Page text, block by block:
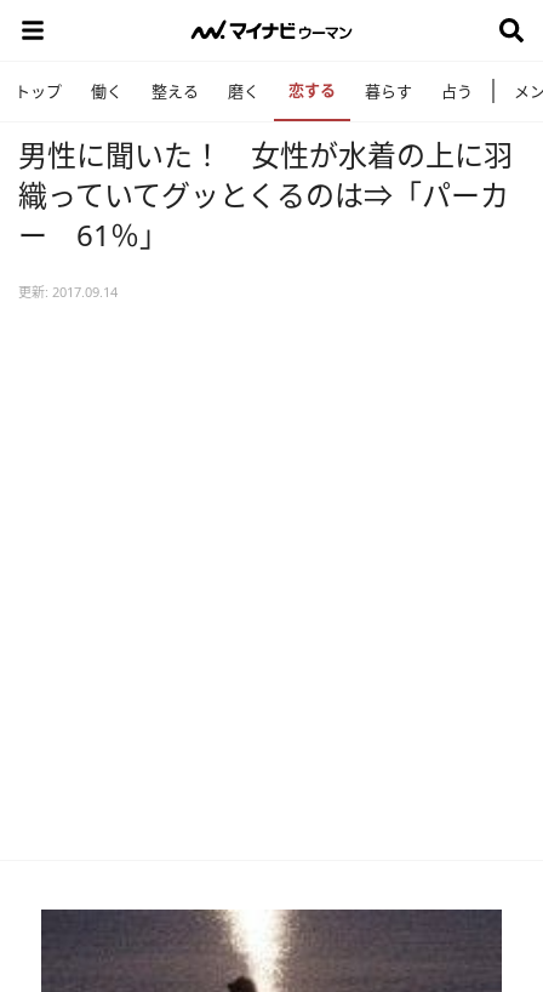
トップ 働く 整える 磨く 恋する 暮らす 占う メ
男性に聞いた！ 女性が水着の上に羽
織っていてグッとくるのは⇒「パーカ
ー 61％」
更新: 2017.09.14